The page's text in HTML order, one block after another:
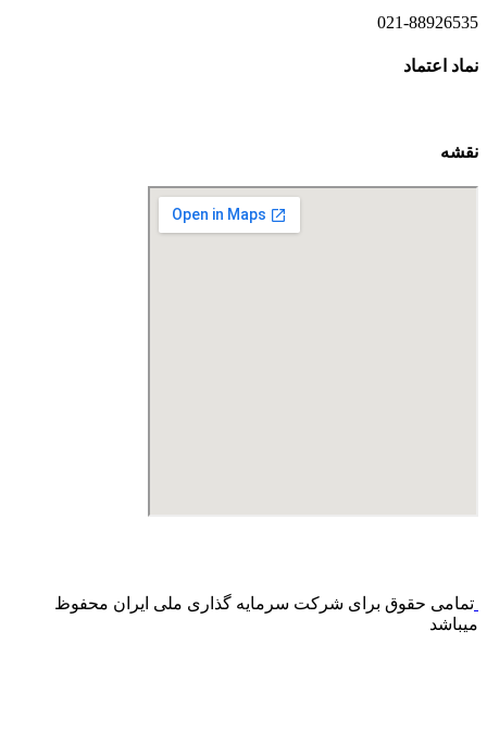
021-88926535
نماد اعتماد
نقشه
تمامی حقوق برای شرکت سرمایه گذاری ملی ایران محفوظ
میباشد